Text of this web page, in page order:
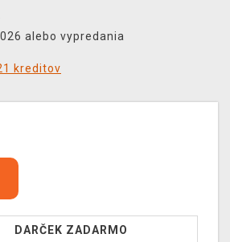
alebo vypredania
kreditov
DARČEK ZADARMO